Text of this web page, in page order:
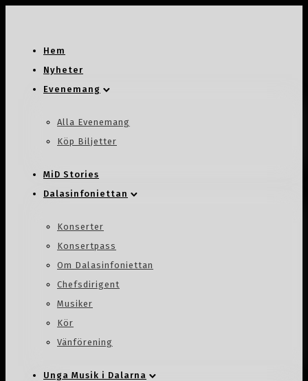
Hem
Nyheter
Evenemang
Alla Evenemang
Köp Biljetter
MiD Stories
Dalasinfoniettan
Konserter
Konsertpass
Om Dalasinfoniettan
Chefsdirigent
Musiker
Kör
Vänförening
Unga Musik i Dalarna